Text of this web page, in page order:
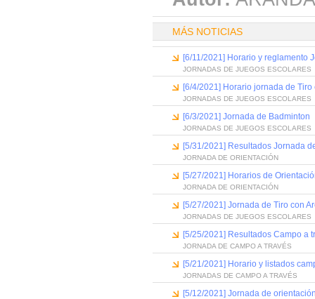
MÁS NOTICIAS
[6/11/2021] Horario y reglamento
JORNADAS DE JUEGOS ESCOLARES
[6/4/2021] Horario jornada de Tiro
JORNADAS DE JUEGOS ESCOLARES
[6/3/2021] Jornada de Badminton
JORNADAS DE JUEGOS ESCOLARES
[5/31/2021] Resultados Jornada
JORNADA DE ORIENTACIÓN
[5/27/2021] Horarios de
JORNADA DE ORIENTACIÓN
[5/27/2021] Jornada de Tiro con
JORNADAS DE JUEGOS ESCOLARES
[5/25/2021] Resultados Campo a
JORNADA DE CAMPO A TRAVÉS
[5/21/2021] Horario y listados
JORNADAS DE CAMPO A TRAVÉS
[5/12/2021] Jornada de